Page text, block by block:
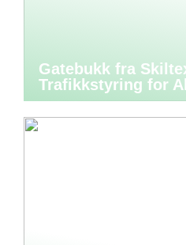
Gatebukk fra
Trafikkstyring for